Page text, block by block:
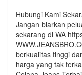
Hubungi Kami
Jangan biarkan
sekarang di WA
berkualitas tinggi
harga yang tak